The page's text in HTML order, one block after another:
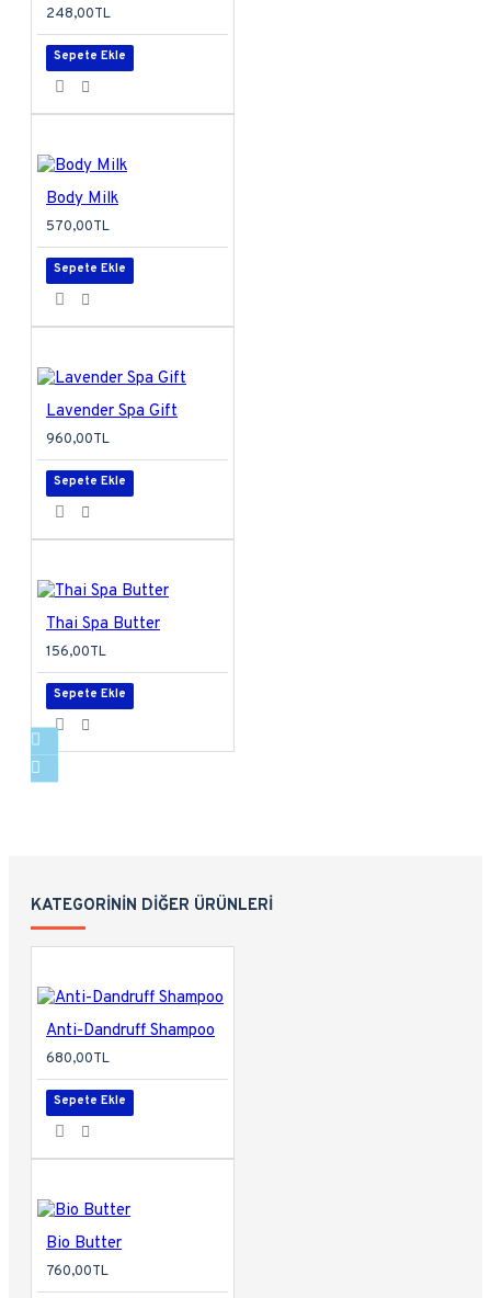
248,00TL
Sepete Ekle
Body Milk
570,00TL
Sepete Ekle
Lavender Spa Gift
960,00TL
Sepete Ekle
Thai Spa Butter
156,00TL
Sepete Ekle
KATEGORININ DIĞER ÜRÜNLERI
Anti-Dandruff Shampoo
680,00TL
Sepete Ekle
Bio Butter
760,00TL